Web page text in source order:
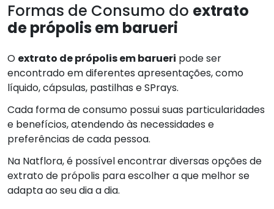
Formas de Consumo do extrato
de própolis em barueri
O extrato de própolis em barueri pode ser
encontrado em diferentes apresentações, como
líquido, cápsulas, pastilhas e SPrays.
Cada forma de consumo possui suas particularidades
e benefícios, atendendo às necessidades e
preferências de cada pessoa.
Na Natflora, é possível encontrar diversas opções de
extrato de própolis para escolher a que melhor se
adapta ao seu dia a dia.